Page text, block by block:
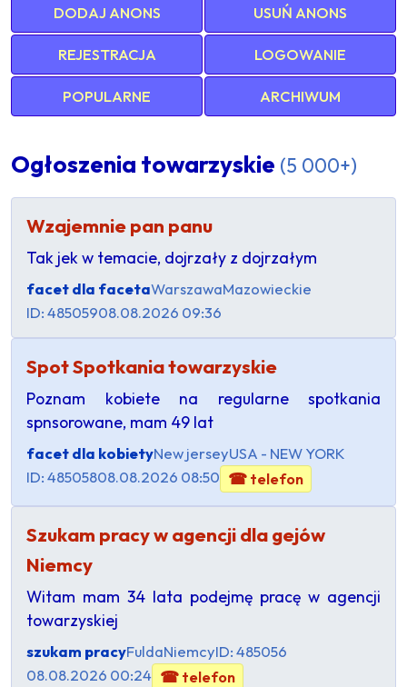
DODAJ ANONS USUŃ ANONS
REJESTRACJA LOGOWANIE
POPULARNE ARCHIWUM
Ogłoszenia towarzyskie (5 000+)
Wzajemnie pan panu
Tak jek w temacie, dojrzały z dojrzałym
facet dla facetaWarszawaMazowieckie
ID: 48505908.08.2026 09:36
Spot Spotkania towarzyskie
Poznam kobiete na regularne spotkania
spnsorowane, mam 49 lat
facet dla kobietyNew jerseyUSA - NEW YORK
ID: 48505808.08.2026 08:50 ☎ telefon
Szukam pracy w agencji dla gejów
Niemcy
Witam mam 34 lata podejmę pracę w agencji
towarzyskiej
szukam pracyFuldaNiemcyID: 485056
08.08.2026 00:24 ☎ telefon